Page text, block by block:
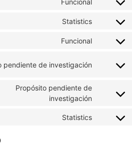
Statistics
Funcional
pendiente de investigación
Propósito pendiente de
investigación
Statistics